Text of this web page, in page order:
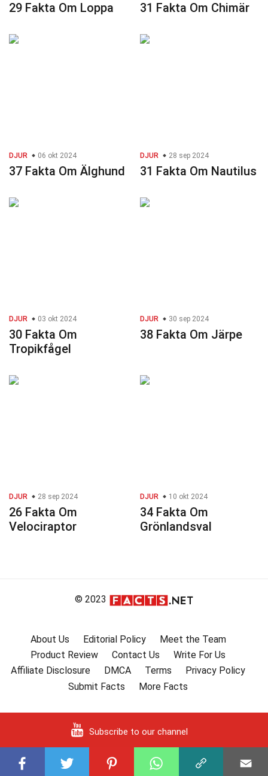
29 Fakta Om Loppa 31 Fakta Om Chimär
DJUR 06 okt 2024
37 Fakta Om Älghund
DJUR 28 sep 2024
31 Fakta Om Nautilus
DJUR 03 okt 2024
30 Fakta Om
Tropikfågel
DJUR 30 sep 2024
38 Fakta Om Järpe
DJUR 28 sep 2024
26 Fakta Om
Velociraptor
DJUR 10 okt 2024
34 Fakta Om
Grönlandsval
© 2023
About Us Editorial Policy
Meet the Team
Product Review
Contact Us
Write For Us
Affiliate Disclosure
DMCA Terms
Privacy Policy
Submit Facts
More Facts
Subscribe to our channel